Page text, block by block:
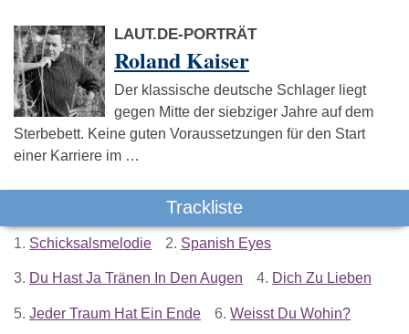
LAUT.DE-PORTRÄT
Roland Kaiser
Der klassische deutsche Schlager liegt
gegen Mitte der siebziger Jahre auf dem
Sterbebett. Keine guten Voraussetzungen für den Start
einer Karriere im …
Trackliste
1. Schicksalsmelodie 2. Spanish Eyes
3. Du Hast Ja Tränen In Den Augen 4. Dich Zu Lieben
5. Jeder Traum Hat Ein Ende 6. Weisst Du Wohin?